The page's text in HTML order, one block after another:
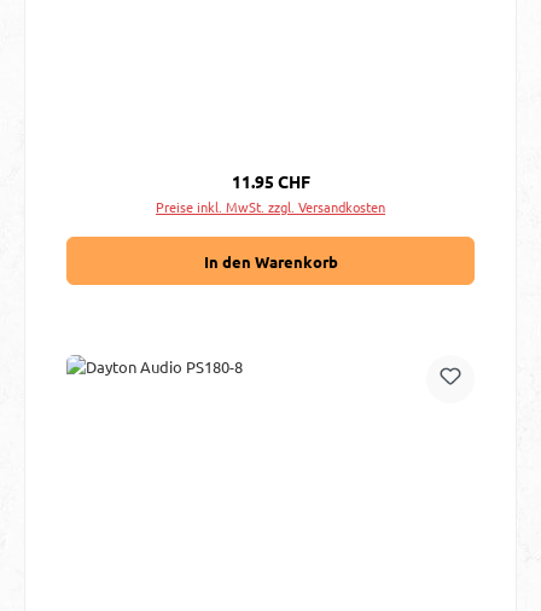
Regulärer Preis:
11.95 CHF
Preise inkl. MwSt. zzgl. Versandkosten
In den Warenkorb